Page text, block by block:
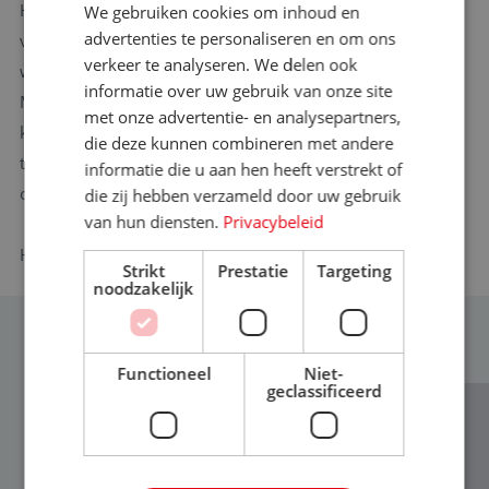
Het aflopen van de cao heeft enkele vervelende gevolgen
voor de branche. Allereerst omdat HR-beleid zal moeten
worden aangepast op de nieuw ontstane situatie zonder cao.
Maar ook omdat het uitblijven van een collectieve verhoging
kan leiden tot ontevredenheid onder de medewerkers, waar
toch al veel van wordt verwacht in economisch
onvoorspelbare en moeilijke tijden.
Heb je vragen? Stuur dan een mailtje naarinfo@reiswerk.nl
We gebruiken cookies om inhoud en
advertenties te personaliseren en om ons
verkeer te analyseren. We delen ook
informatie over uw gebruik van onze site
met onze advertentie- en analysepartners,
die deze kunnen combineren met andere
informatie die u aan hen heeft verstrekt of
die zij hebben verzameld door uw gebruik
van hun diensten. Privacybeleid
Strikt
noodzakelijk
Prestatie Targeting
Functioneel
Niet-
geclassificeerd